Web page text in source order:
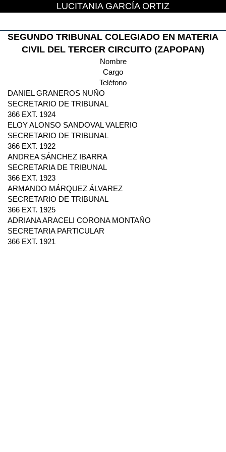
LUCITANIA GARCÍA ORTIZ
SEGUNDO TRIBUNAL COLEGIADO EN MATERIA
CIVIL DEL TERCER CIRCUITO (ZAPOPAN)
Nombre
Cargo
Teléfono
DANIEL GRANEROS NUÑO
SECRETARIO DE TRIBUNAL
366 EXT. 1924
ELOY ALONSO SANDOVAL VALERIO
SECRETARIO DE TRIBUNAL
366 EXT. 1922
ANDREA SÁNCHEZ IBARRA
SECRETARIA DE TRIBUNAL
366 EXT. 1923
ARMANDO MÁRQUEZ ÁLVAREZ
SECRETARIO DE TRIBUNAL
366 EXT. 1925
ADRIANA ARACELI CORONA MONTAÑO
SECRETARIA PARTICULAR
366 EXT. 1921